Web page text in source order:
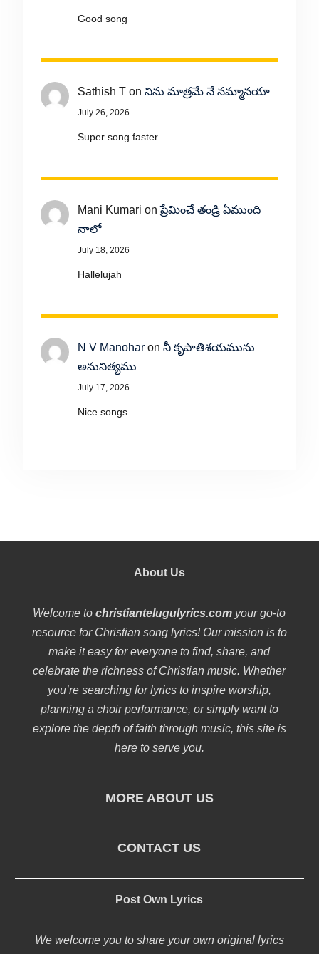
Good song
Sathish Ton నిను మాత్రమే నే నమ్మానయా
July 26, 2026
Super song faster
Mani Kumari onప్రేమించే తండ్రి ఏముంది
నాలో
July 18, 2026
Hallelujah
N V Manoharon నీ కృపాతిశయమును
అనునిత్యము
July 17, 2026
Nice songs
About Us
Welcome tochristiantelugulyrics.com your go-to
resource for Christian song lyrics! Our mission is to
make it easy for everyone to find, share, and
celebrate the richness of Christian music. Whether
you’re searching for lyrics to inspire worship,
planning a choir performance, or simply want to
explore the depth of faith through music, this site is
here to serve you.
MORE ABOUT US
CONTACT US
Post Own Lyrics
We welcome you to share your own original lyrics